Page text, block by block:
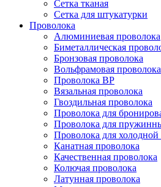
Сетка тканая
Сетка для штукатурки
Проволока
Алюминиевая проволока
Биметаллическая
Бронзовая проволока
Вольфрамовая проволока
Проволока ВР
Вязальная проволока
Гвоздильная проволока
Проволока для
Проволока для
Проволока для холодной
Канатная проволока
Качественная проволока
Колючая проволока
Латунная проволока